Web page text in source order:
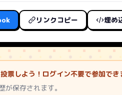
リンクコピー 埋め
票しよう！ログイン不要で参加でき
が保存されます。